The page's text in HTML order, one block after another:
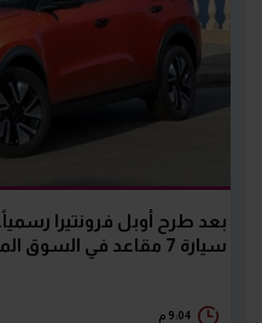
بعد طرح أوبل فرونتيرا
سيارة 7 مقاعد في السوق المصري
9:04 م